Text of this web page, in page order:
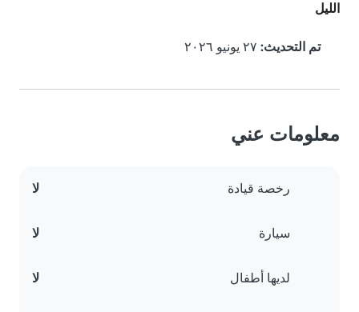
الليل
تم التحديث:
معلومات عني
رخصة قيادة لا
سيارة لا
لديها أطفال لا